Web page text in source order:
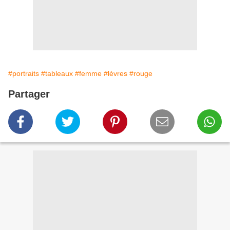
#portraits #tableaux #femme #lèvres #rouge
Partager